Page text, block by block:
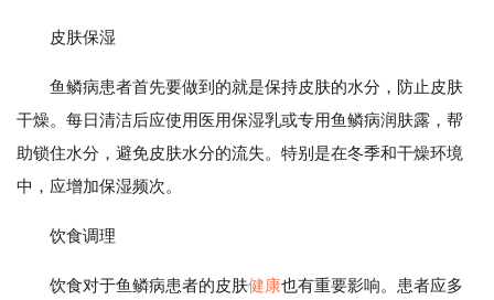
皮肤保湿
鱼鳞病患者首先要做到的就是保持皮肤的水分，防止皮肤
干燥。每日清洁后应使用医用保湿乳或专用鱼鳞病润肤露，帮
助锁住水分，避免皮肤水分的流失。特别是在冬季和干燥环境
中，应增加保湿频次。
饮食调理
饮食对于鱼鳞病患者的皮肤健康也有重要影响。患者应多